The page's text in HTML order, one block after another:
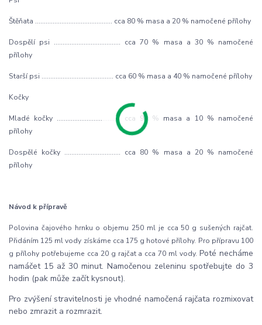
Štěňata …………………………….….…… cca 80 % masa a 20 % namočené přílohy
Dospělí psi ……………………………….. cca 70 % masa a 30 % namočené
přílohy
Starší psi ……………………………..…… cca 60 % masa a 40 % namočené přílohy
Kočky
Mladé kočky ……………………………… cca 90 % masa a 10 % namočené
přílohy
Dospělé kočky ………………………….. cca 80 % masa a 20 % namočené
přílohy
Návod k přípravě
Polovina čajového hrnku o objemu 250 ml je cca 50 g sušených rajčat.
Přidáním 125 ml vody získáme cca 175 g hotové přílohy. Pro přípravu 100
g přílohy potřebujeme cca 20 g rajčat a cca 70 ml vody.Poté necháme
namáčet 15 až 30 minut. Namočenou zeleninu spotřebujte do 3
hodin (pak může začít kysnout).
Pro zvýšení stravitelnosti je vhodné namočená rajčata rozmixovat
nebo zmrazit a rozmrazit.